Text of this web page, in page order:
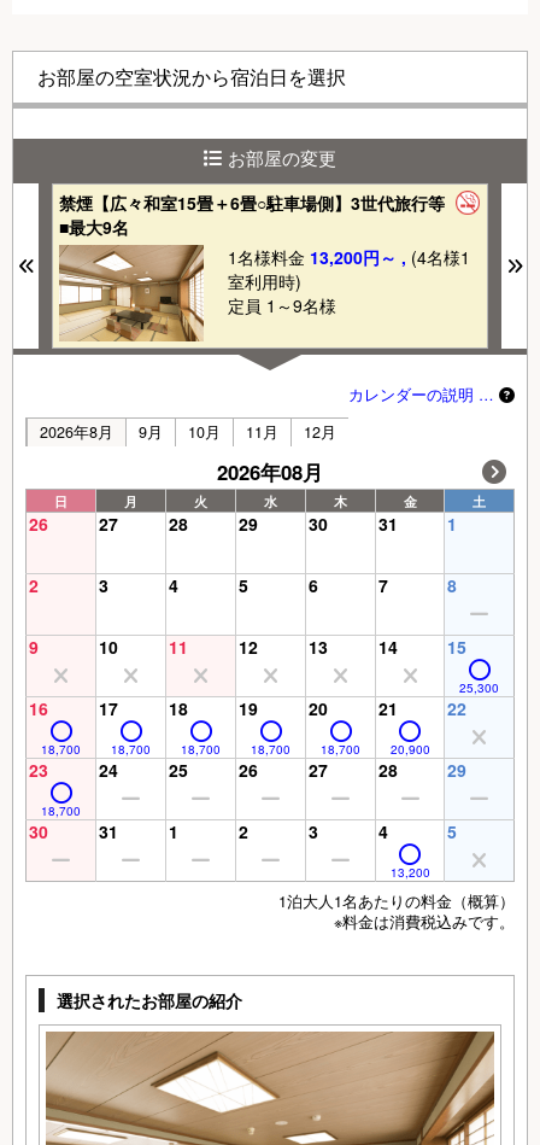
お部屋の空室状況から宿泊日を選択
お部屋の変更
Previous
禁煙【広々和室15畳＋6畳○駐車場側】3世代旅行等
■最大9名
1名様料金 13,200円～ , (4名様1
室利用時)
定員 1～9名様
カレンダーの説明 …
2026年8月
9月 10月 11月 12月
2026年08月
日 月 火 水 木 金 土
26 27 28 29 30 31 1
2 3 4 5 6 7 8
9 10 11 12 13 14 15
25,300
16
18,700
17
18,700
18
18,700
19
18,700
20
18,700
21
20,900
22
23
18,700
24 25 26 27 28 29
30 31 1 2 3 4
13,200
5
1泊大人1名あたりの料金（概算）
※料金は消費税込みです。
選択されたお部屋の紹介